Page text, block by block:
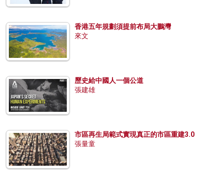
香港五年規劃須提前布局大鵬灣
來文
歷史給中國人一個公道
張建雄
市區再生局範式實現真正的市區重建3.0
張量童